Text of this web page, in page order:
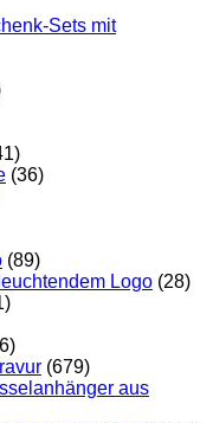
Sets mit
(36)
(89)
Logo (28)
(679)
aus